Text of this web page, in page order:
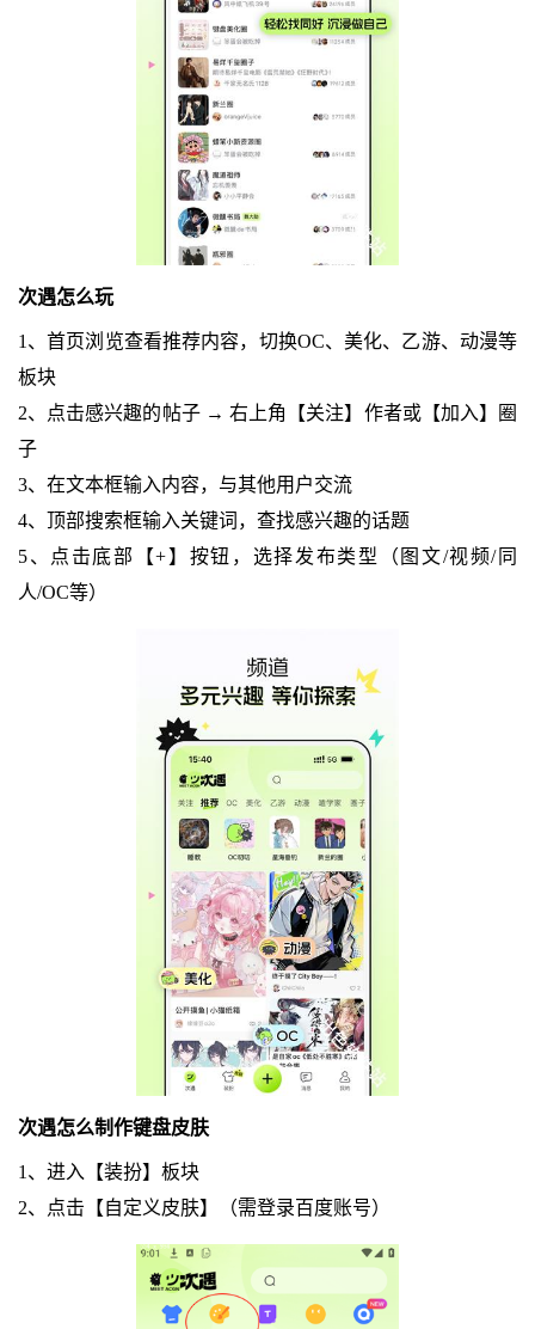
次遇怎么玩
1、首页浏览查看推荐内容，切换OC、美化、乙游、动漫等
板块
2、点击感兴趣的帖子 → 右上角【关注】作者或【加入】圈
子
3、在文本框输入内容，与其他用户交流
4、顶部搜索框输入关键词，查找感兴趣的话题
5、点击底部【+】按钮，选择发布类型（图文/视频/同
人/OC等）
次遇怎么制作键盘皮肤
1、进入【装扮】板块
2、点击【自定义皮肤】（需登录百度账号）